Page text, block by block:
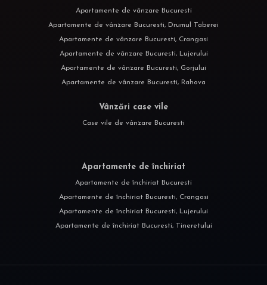
Apartamente de vânzare Bucuresti
Apartamente de vânzare Bucuresti, Drumul Taberei
Apartamente de vânzare Bucuresti, Crangasi
Apartamente de vânzare Bucuresti, Lujerului
Apartamente de vânzare Bucuresti, Gorjului
Apartamente de vânzare Bucuresti, Rahova
Vânzări case vile
Case vile de vânzare Bucuresti
Apartamente de închiriat
Apartamente de închiriat Bucuresti
Apartamente de închiriat Bucuresti, Crangasi
Apartamente de închiriat Bucuresti, Lujerului
Apartamente de închiriat Bucuresti, Tineretului